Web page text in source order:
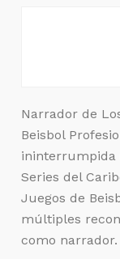
Narrador de
Beisbol
ininterrumpida
Series del
Juegos de
múltiples
como narrador.